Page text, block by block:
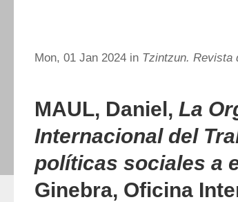
Mon, 01 Jan 2024 in Tzintzun. Revista
MAUL, Daniel, La
Internacional del
políticas sociales a
Ginebra, Oficina